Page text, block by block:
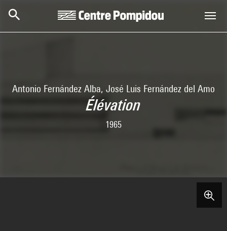
Antonio Fernández Alba, José Luis Fernández del Amo
Élévation
1965